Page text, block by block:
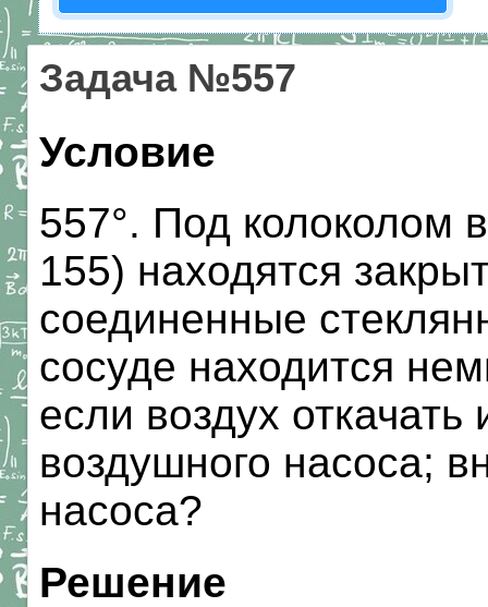
Задача №557
Условие
557°. Под колоколом
155) находятся
соединенные
сосуде находится
если воздух откачать
воздушного насоса;
насоса?
Решение